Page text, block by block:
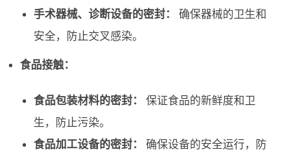
手术器械、诊断设备的密封：
确保器械的卫生和
安全，防止交叉感染。
食品接触：
食品包装材料的密封：
保证食品的新鲜度和卫
生，防止污染。
食品加工设备的密封：
确保设备的安全运行，防